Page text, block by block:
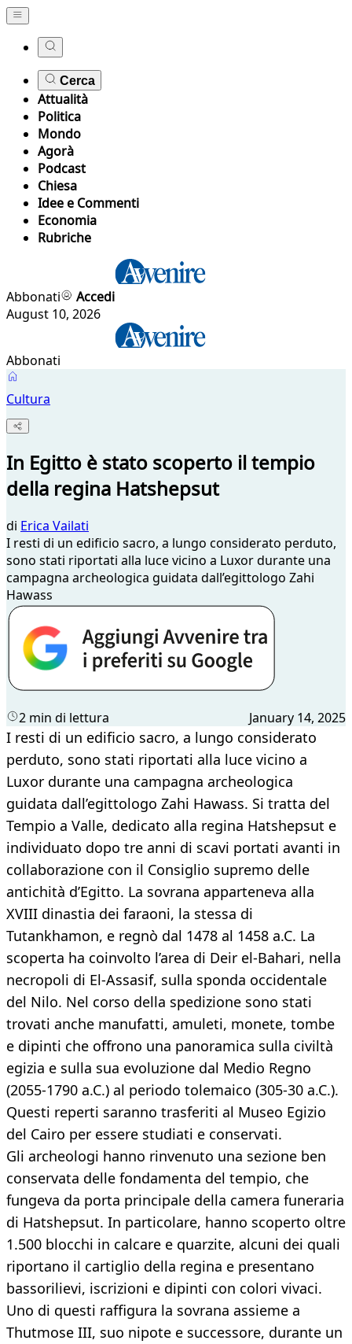
Cerca
Attualità
Politica
Mondo
Agorà
Podcast
Chiesa
Idee e Commenti
Economia
Rubriche
Abbonati
Accedi
August 10, 2026
Abbonati
Cultura
In Egitto è stato scoperto il tempio
della regina Hatshepsut
di Erica Vailati
I resti di un edificio sacro, a lungo considerato perduto,
sono stati riportati alla luce vicino a Luxor durante una
campagna archeologica guidata dall’egittologo Zahi
Hawass
2 min di lettura January 14, 2025
I resti di un edificio sacro, a lungo considerato
perduto, sono stati riportati alla luce vicino a
Luxor durante una campagna archeologica
guidata dall’egittologo Zahi Hawass. Si tratta del
Tempio a Valle, dedicato alla regina Hatshepsut e
individuato dopo tre anni di scavi portati avanti in
collaborazione con il Consiglio supremo delle
antichità d’Egitto. La sovrana apparteneva alla
XVIII dinastia dei faraoni, la stessa di
Tutankhamon, e regnò dal 1478 al 1458 a.C. La
scoperta ha coinvolto l’area di Deir el-Bahari, nella
necropoli di El-Assasif, sulla sponda occidentale
del Nilo. Nel corso della spedizione sono stati
trovati anche manufatti, amuleti, monete, tombe
e dipinti che offrono una panoramica sulla civiltà
egizia e sulla sua evoluzione dal Medio Regno
(2055-1790 a.C.) al periodo tolemaico (305-30 a.C.).
Questi reperti saranno trasferiti al Museo Egizio
del Cairo per essere studiati e conservati.
Gli archeologi hanno rinvenuto una sezione ben
conservata delle fondamenta del tempio, che
fungeva da porta principale della camera funeraria
di Hatshepsut. In particolare, hanno scoperto oltre
1.500 blocchi in calcare e quarzite, alcuni dei quali
riportano il cartiglio della regina e presentano
bassorilievi, iscrizioni e dipinti con colori vivaci.
Uno di questi raffigura la sovrana assieme a
Thutmose III, suo nipote e successore, durante un